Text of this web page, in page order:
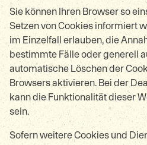
Sie können Ihren Browser so
Setzen von Cookies informiert
im Einzelfall erlauben, die
bestimmte Fälle oder generell
automatische Löschen der
Browsers aktivieren. Bei der
kann die Funktionalität dieser
sein.
Sofern weitere Cookies und